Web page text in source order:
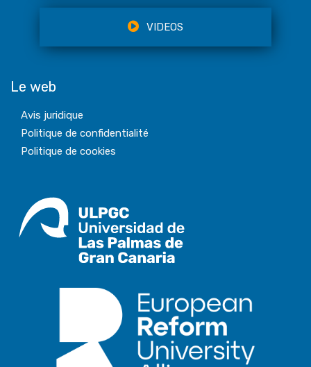
VIDEOS
Le web
Avis juridique
Politique de confidentialité
Politique de cookies